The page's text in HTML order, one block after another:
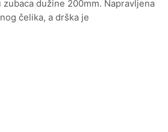
dužine 200mm. Napravljena
čelika, a drška je